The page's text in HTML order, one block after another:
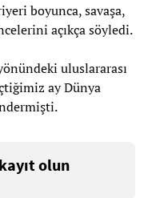
boyunca, savaşa,
açıkça söyledi.
uluslararası
ay Dünya
olun